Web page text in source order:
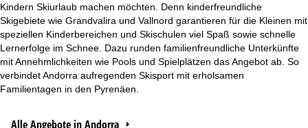
Kindern Skiurlaub machen möchten. Denn kinderfreundliche
Skigebiete wie Grandvalira und Vallnord garantieren für die Kleinen mit
speziellen Kinderbereichen und Skischulen viel Spaß sowie schnelle
Lernerfolge im Schnee. Dazu runden familienfreundliche Unterkünfte
mit Annehmlichkeiten wie Pools und Spielplätzen das Angebot ab. So
verbindet Andorra aufregenden Skisport mit erholsamen
Familientagen in den Pyrenäen.
Alle Angebote in Andorra